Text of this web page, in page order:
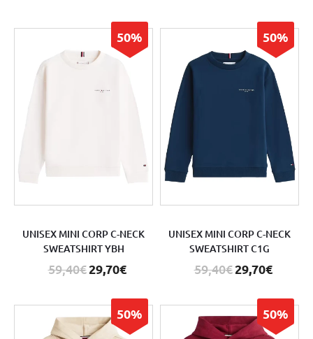
50%
UNISEX MINI CORP C-NECK
SWEATSHIRT YBH
59,40€29,70€
50%
UNISEX MINI CORP C-NECK
SWEATSHIRT C1G
59,40€29,70€
50% 50%